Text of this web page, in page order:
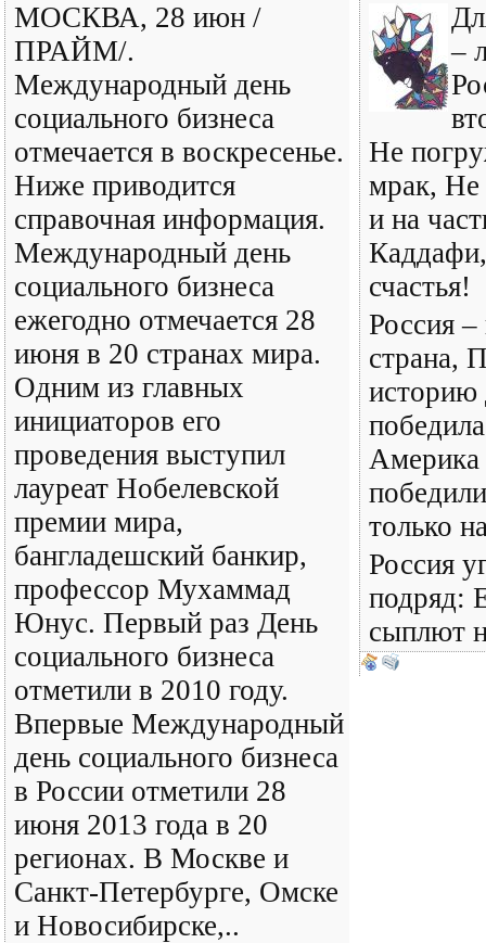
МОСКВА, 28 июн /
ПРАЙМ/.
Международный день
социального бизнеса
отмечается в воскресенье.
Ниже приводится
справочная информация.
Международный день
социального бизнеса
ежегодно отмечается 28
июня в 20 странах мира.
Одним из главных
инициаторов его
проведения выступил
лауреат Нобелевской
премии мира,
бангладешский банкир,
профессор Мухаммад
Юнус. Первый раз День
социального бизнеса
отметили в 2010 году.
Впервые Международный
день социального бизнеса
в России отметили 28
июня 2013 года в 20
регионах. В Москве и
Санкт-Петербурге, Омске
и Новосибирске,..
–
Не
мрак, Не
и на
счастья!
Россия –
страна,
Америка
только
Россия
подряд:
сыплют